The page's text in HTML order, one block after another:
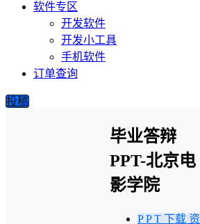
软件专区
开发软件
开发小工具
手机软件
订单查询
投稿
毕业答辩
PPT-北京电
影学院
P P T 下载 资